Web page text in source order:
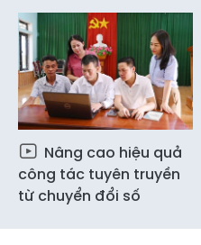
Nâng cao hiệu quả
công tác tuyên truyền
từ chuyển đổi số